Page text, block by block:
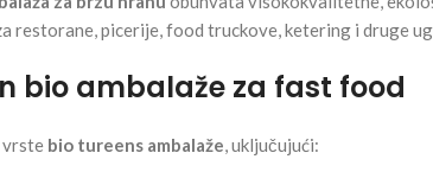
restorane, picerije, food truckove, ketering i druge
bio ambalaže za fast food
vrste bio tureens ambalaže, uključujući: